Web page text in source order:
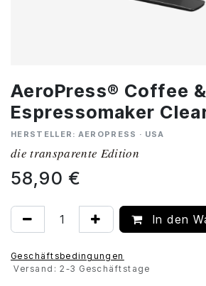
AeroPress® Coffee &
Espressomaker
HERSTELLER: AEROPRESS · USA
die transparente Edition
58,90 €
In den
Geschäftsbedingungen
Versand: 2-3 Geschäftstage